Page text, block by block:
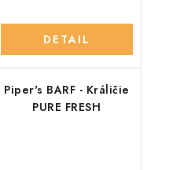
DETAIL
Piper's BARF - Králičie
PURE FRESH